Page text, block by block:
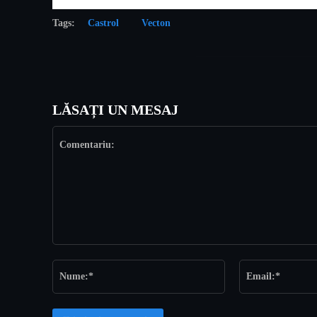
Tags: Castrol Vecton
LĂSAȚI UN MESAJ